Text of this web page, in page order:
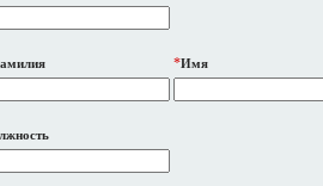
*Имя